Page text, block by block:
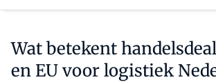
Wat betekent
en EU voor logistiek